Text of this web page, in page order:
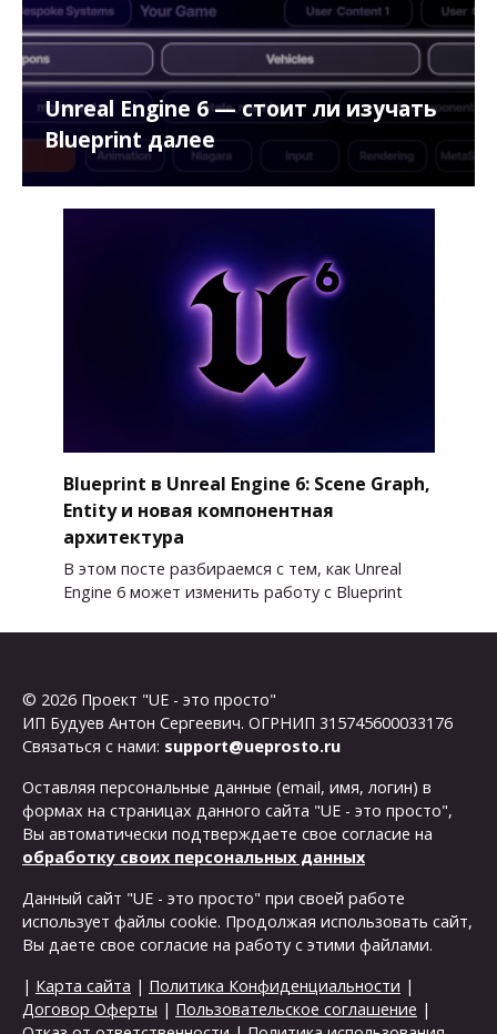
Unreal Engine 6 — стоит ли изучать
Blueprint далее
Blueprint в Unreal Engine 6: Scene Graph,
Entity и новая компонентная
архитектура
В этом посте разбираемся с тем, как Unreal
Engine 6 может изменить работу с Blueprint
© 2026 Проект "UE - это просто"
ИП Будуев Антон Сергеевич. ОГРНИП 315745600033176
Связаться с нами: support@ueprosto.ru
Оставляя персональные данные (email, имя, логин) в
формах на страницах данного сайта "UE - это просто",
Вы автоматически подтверждаете свое согласие на
обработку своих персональных данных
Данный сайт "UE - это просто" при своей работе
использует файлы cookie. Продолжая использовать сайт,
Вы даете свое согласие на работу с этими файлами.
| Карта сайта | Политика Конфиденциальности |
Договор Оферты | Пользовательское соглашение |